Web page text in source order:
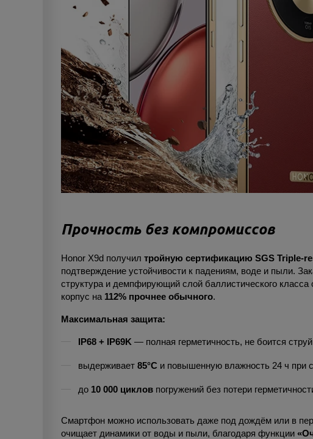
Прочность без компромиссов
Honor X9d получил тройную сертификацию SGS Triple-
подтверждение устойчивости к падениям, воде и пыли.
структура и демпфирующий слой баллистического
корпус на 112% прочнее обычного.
Максимальная защита:
IP68 + IP69K — полная герметичность, не боится
выдерживает 85°C и повышенную влажность 24 ч при
до 10 000 циклов погружений без потери
Смартфон можно использовать даже под дождём или в
очищает динамики от воды и пыли, благодаря функции